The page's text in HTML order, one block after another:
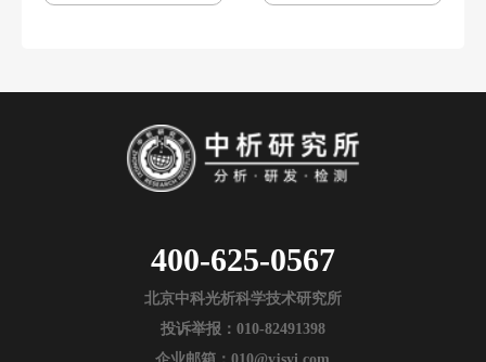
400-625-0567
北京中科光析科学技术研究所
投诉举报：010-82491398